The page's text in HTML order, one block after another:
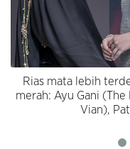
Rias mata lebih
merah: Ayu Gani
Vian),